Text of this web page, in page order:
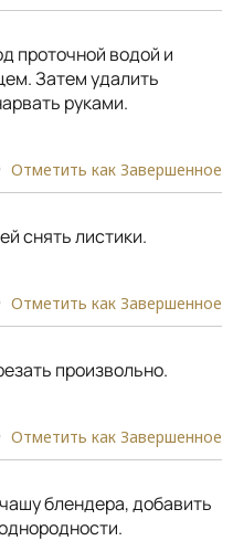
проточной водой и
Затем удалить
руками.
Отметить как Завершенное
снять листики.
Отметить как Завершенное
произвольно.
Отметить как Завершенное
блендера, добавить